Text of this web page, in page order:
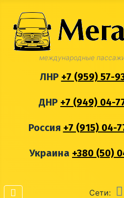
международные
ЛНР +7 (959) 57-
ДНР +7 (949) 04-
Россия +7 (915) 04-
Украина +380 (50)
Сети: